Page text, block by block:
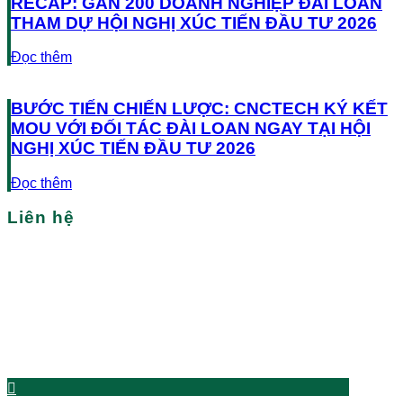
THAM DỰ HỘI NGHỊ XÚC TIẾN ĐẦU TƯ 2026
Đọc thêm
BƯỚC TIẾN CHIẾN LƯỢC: CNCTECH KÝ KẾT
MOU VỚI ĐỐI TÁC ĐÀI LOAN NGAY TẠI HỘI
NGHỊ XÚC TIẾN ĐẦU TƯ 2026
Đọc thêm
Liên hệ